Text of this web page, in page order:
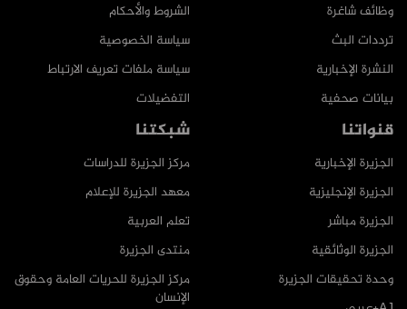
الشروط والأحكام
سياسة الخصوصية
سياسة ملفات تعريف الارتباط
التفضيلات
وظائف شاغرة
ترددات البث
النشرة الإخبارية
بيانات صحفية
شبكتنا
مركز الجزيرة للدراسات
معهد الجزيرة للإعلام
تعلم العربية
منتدى الجزيرة
مركز الجزيرة للحريات العامة وحقوق
الإنسان
قنواتنا
الجزيرة الإخبارية
الجزيرة الإنجليزية
الجزيرة مباشر
الجزيرة الوثائقية
وحدة تحقيقات الجزيرة